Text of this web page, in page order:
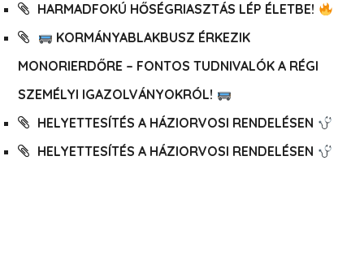
HARMADFOKÚ HŐSÉGRIASZTÁS LÉP ÉLETBE!
KORMÁNYABLAKBUSZ ÉRKEZIK
MONORIERDŐRE – FONTOS TUDNIVALÓK A RÉGI
SZEMÉLYI IGAZOLVÁNYOKRÓL!
HELYETTESÍTÉS A HÁZIORVOSI RENDELÉSEN
HELYETTESÍTÉS A HÁZIORVOSI RENDELÉSEN